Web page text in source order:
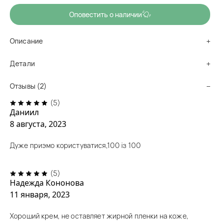
Оповестить о наличии
Описание
Детали
Отзывы (2)
(5)
Даниил
8 августа, 2023
Дуже приэмо користуватися,100 із 100
(5)
Надежда Кононова
11 января, 2023
Хороший крем, не оставляет жирной пленки на коже,